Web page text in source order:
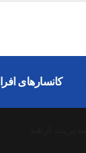
کانسارهای افرا